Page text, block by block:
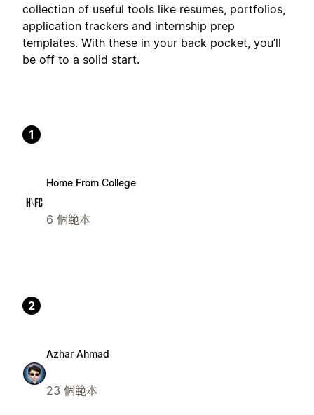
collection of useful tools like resumes, portfolios,
application trackers and internship prep
templates. With these in your back pocket, you’ll
be off to a solid start.
1
Home From College
6 個範本
2
Azhar Ahmad
23 個範本